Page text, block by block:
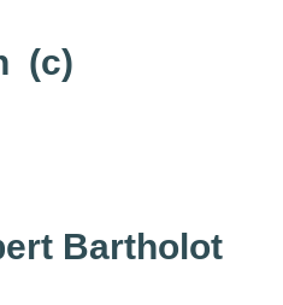
(c)
Bartholot